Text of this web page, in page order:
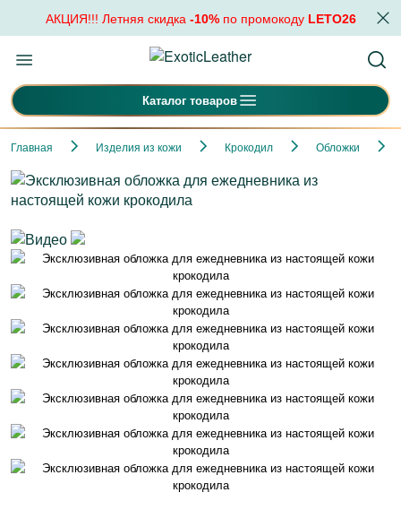
АКЦИЯ!!! Летняя скидка -10%по промокоду LETO26
Каталог товаров
Главная Изделия из кожи Крокодил Обложки